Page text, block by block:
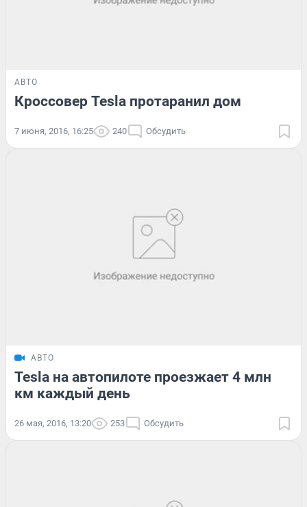
АВТО
Кроссовер Tesla протаранил дом
7 июня, 2016, 16:25 240 Обсудить
АВТО
Tesla на автопилоте проезжает 4 млн
км каждый день
26 мая, 2016, 13:20 253 Обсудить